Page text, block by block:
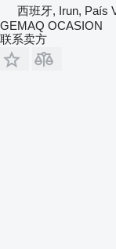
西班牙, Irun, País
GEMAQ OCASION
联系卖方